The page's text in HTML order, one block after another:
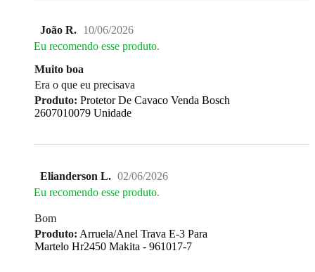
João R. 10/06/2026
Eu recomendo esse produto.
Muito boa
Era o que eu precisava
Produto: Protetor De Cavaco Venda Bosch
2607010079 Unidade
Elianderson L. 02/06/2026
Eu recomendo esse produto.
Bom
Produto: Arruela/Anel Trava E-3 Para
Martelo Hr2450 Makita - 961017-7